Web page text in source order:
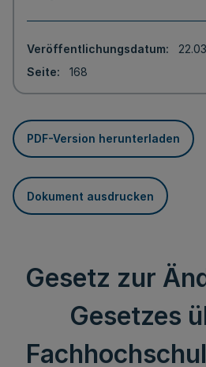
Veröffentlichungsdatum
Seite
168
PDF-Version herunterladen
Dokument ausdrucken
Gesetz zur
Gesetzes